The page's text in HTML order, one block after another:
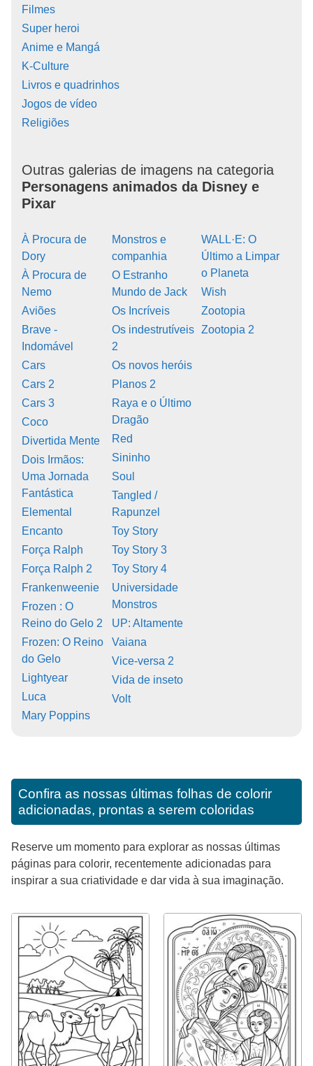
Filmes
Super heroi
Anime e Mangá
K-Culture
Livros e quadrinhos
Jogos de vídeo
Religiões
Outras galerias de imagens na categoria
Personagens animados da Disney e
Pixar
À Procura de
Dory
À Procura de
Nemo
Aviões
Brave -
Indomável
Cars
Cars 2
Cars 3
Coco
Divertida Mente
Dois Irmãos:
Uma Jornada
Fantástica
Elemental
Encanto
Força Ralph
Força Ralph 2
Frankenweenie
Frozen : O
Reino do Gelo 2
Frozen: O Reino
do Gelo
Lightyear
Luca
Mary Poppins
Monstros e
companhia
O Estranho
Mundo de Jack
Os Incríveis
Os indestrutíveis
2
Os novos heróis
Planos 2
Raya e o Último
Dragão
Red
Sininho
Soul
Tangled /
Rapunzel
Toy Story
Toy Story 3
Toy Story 4
Universidade
Monstros
UP: Altamente
Vaiana
Vice-versa 2
Vida de inseto
Volt
WALL·E: O
Último a Limpar
o Planeta
Wish
Zootopia
Zootopia 2
Confira as nossas últimas folhas de colorir
adicionadas, prontas a serem coloridas
Reserve um momento para explorar as nossas últimas
páginas para colorir, recentemente adicionadas para
inspirar a sua criatividade e dar vida à sua imaginação.